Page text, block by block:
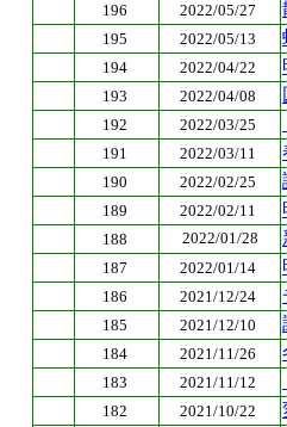
196 2022/05/27
195 2022/05/13
194 2022/04/22
193 2022/04/08
192 2022/03/25
191 2022/03/11
190 2022/02/25
189 2022/02/11
188 2022/01/28
187 2022/01/14
186 2021/12/24
185 2021/12/10
184 2021/11/26
183 2021/11/12
182 2021/10/22